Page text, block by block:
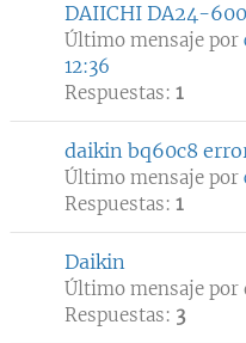
DAIICHI DA24-
Último mensaje por
12:36
Respuestas: 1
daikin bq60c8
Último mensaje por
Respuestas: 1
Daikin
Último mensaje por
Respuestas: 3